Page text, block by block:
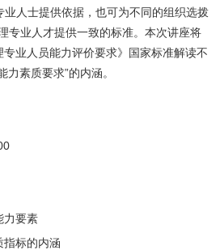
业人士提供依据，也可为不同的组织选拨
专业人才提供一致的标准。本次讲座将
业人员能力评价要求》国家标准解读不
力素质要求”的内涵。
力要素
指标的内涵